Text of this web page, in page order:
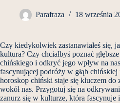
Parafraza 18 września
Czy kiedykolwiek zastanawiałeś się,
kultura? Czy chciałbyś poznać
chińskiego i odkryć jego wpływ na
fascynującej podróży w głąb
horoskop chiński staje się kluczem do
wokół nas. Przygotuj się na
zanurz się w kulturze, która